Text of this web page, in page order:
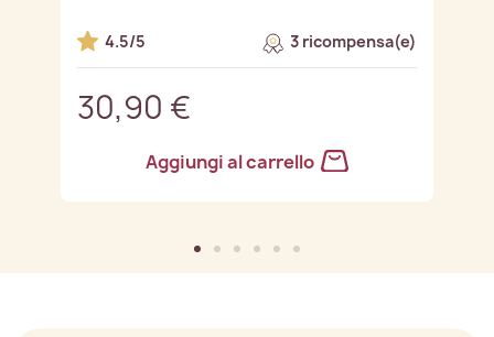
4.5/5 3 ricompensa(e)
30,90 €
Aggiungi al carrello